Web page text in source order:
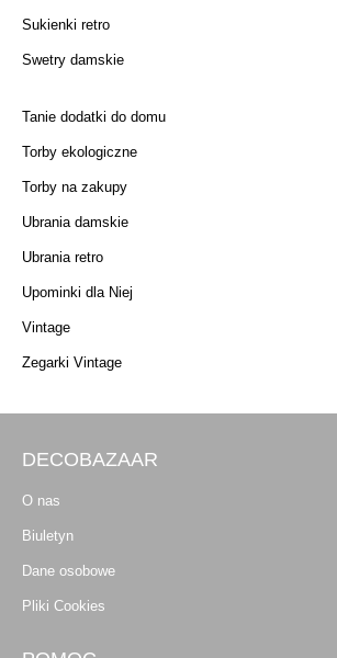
Sukienki retro
Swetry damskie
Tanie dodatki do domu
Torby ekologiczne
Torby na zakupy
Ubrania damskie
Ubrania retro
Upominki dla Niej
Vintage
Zegarki Vintage
DECOBAZAAR
O nas
Biuletyn
Dane osobowe
Pliki Cookies